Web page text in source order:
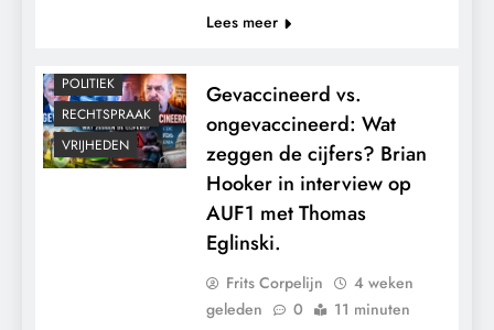
Lees meer
POLITIEK
RECHTSPRAAK
VRIJHEDEN
Gevaccineerd vs.
ongevaccineerd: Wat
zeggen de cijfers? Brian
Hooker in interview op
AUF1 met Thomas
Eglinski.
Frits Corpelijn
4 weken
geleden
0 11 minuten